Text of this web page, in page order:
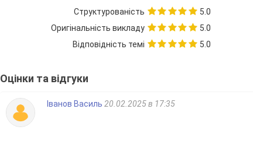
Структурованість
5.0
Оригінальність викладу
5.0
Відповідність темі
5.0
Оцінки та відгуки
Іванов Василь20.02.2025 в 17:35